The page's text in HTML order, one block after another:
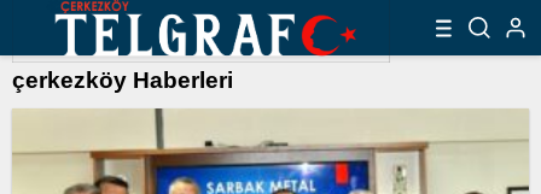
çerkezköy Haberleri